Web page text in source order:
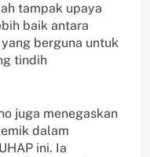
tampak upaya
baik antara
berguna untuk
tindih
juga menegaskan
dalam
ini. Ia